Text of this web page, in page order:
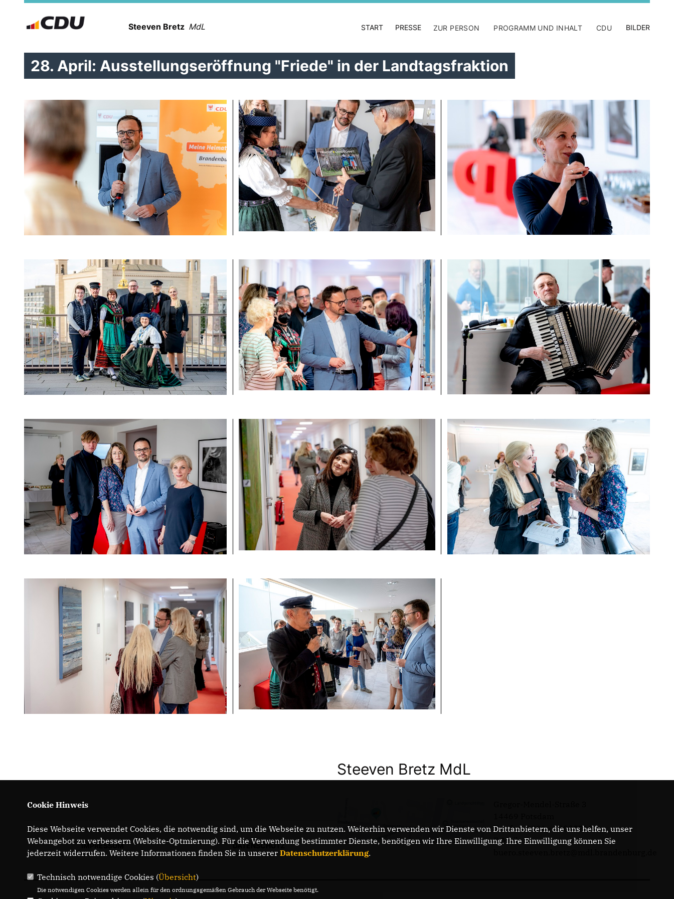
Steeven Bretz MdL START PRESSE ZUR PERSON PROGRAMM UND INHALT CDU BILDER
28. April: Ausstellungseröffnung "Friede" in der Landtagsfraktion
IMPRESSUM DATENSCHUTZ
Steeven Bretz MdL
Telefon: 0331 - 20085713
E-Mail:
Cookie Hinweis
Diese Webseite verwendet Cookies, die notwendig sind, um die Webseite zu nutzen. Weiterhin verwenden wir Dienste von Drittanbietern, die uns helfen, unser
Webangebot zu verbessern (Website-Optmierung). Für die Verwendung bestimmter Dienste, benötigen wir Ihre Einwilligung. Ihre Einwilligung können Sie
jederzeit widerrufen. Weitere Informationen finden Sie in unserer Datenschutzerklärung.
Technisch notwendige Cookies (Übersicht)
Die notwendigen Cookies werden allein für den ordnungsgemäßen Gebrauch der Webseite benötigt.